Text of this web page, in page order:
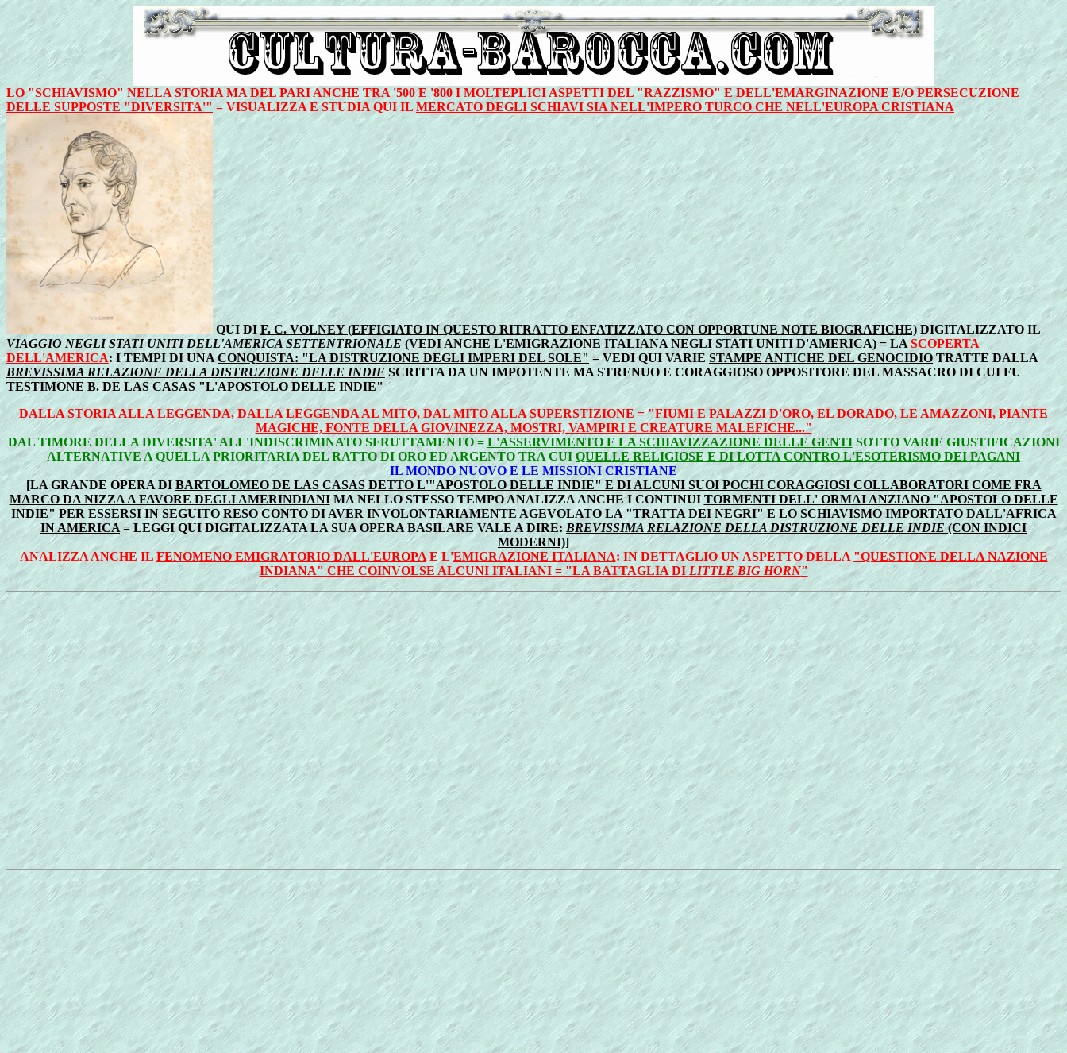
LO "SCHIAVISMO" NELLA STORIAMA DEL PARI ANCHE TRA '500 E '800 IMOLTEPLICI ASPETTI DEL "RAZZISMO" E DELL'EMARGINAZIONE E/O PERSECUZIONE
DELLE SUPPOSTE "DIVERSITA'"= VISUALIZZA E STUDIA QUI IL MERCATO DEGLI SCHIAVI SIA NELL'IMPERO TURCO CHE NELL'EUROPA CRISTIANA
QUI DIF. C. VOLNEY (EFFIGIATO IN QUESTO RITRATTO ENFATIZZATO CON OPPORTUNE NOTE BIOGRAFICHE) DIGITALIZZATO IL
VIAGGIO NEGLI STATI UNITI DELL'AMERICA SETTENTRIONALE(VEDI ANCHE L'EMIGRAZIONE ITALIANA NEGLI STATI UNITI D'AMERICA) = LA SCOPERTA
DELL'AMERICA:I TEMPI DI UNACONQUISTA: "LA DISTRUZIONE DEGLI IMPERI DEL SOLE"= VEDI QUI VARIE STAMPE ANTICHE DEL GENOCIDIOTRATTE DALLA
BREVISSIMA RELAZIONE DELLA DISTRUZIONE DELLE INDIE SCRITTA DA UN IMPOTENTE MA STRENUO E CORAGGIOSO OPPOSITORE DEL MASSACRO DI CUI FU
TESTIMONEB. DE LAS CASAS "L'APOSTOLO DELLE INDIE"
DALLA STORIA ALLA LEGGENDA, DALLA LEGGENDA AL MITO, DAL MITO ALLA SUPERSTIZIONE ="FIUMI E PALAZZI D'ORO, EL DORADO, LE AMAZZONI, PIANTE
MAGICHE, FONTE DELLA GIOVINEZZA, MOSTRI, VAMPIRI E CREATURE MALEFICHE..."
DAL TIMORE DELLA DIVERSITA' ALL'INDISCRIMINATO SFRUTTAMENTO = L'ASSERVIMENTO E LA SCHIAVIZZAZIONE DELLE GENTISOTTO VARIE GIUSTIFICAZIONI
ALTERNATIVE A QUELLA PRIORITARIA DEL RATTO DI ORO ED ARGENTO TRA CUI QUELLE RELIGIOSE E DI LOTTA CONTRO L'ESOTERISMO DEI PAGANI
IL MONDO NUOVO E LE MISSIONI CRISTIANE
[LA GRANDE OPERA DI BARTOLOMEO DE LAS CASAS DETTO L'"APOSTOLO DELLE INDIE" E DI ALCUNI SUOI POCHI CORAGGIOSI COLLABORATORI COME FRA
MARCO DA NIZZA A FAVORE DEGLI AMERINDIANIMA NELLO STESSO TEMPO ANALIZZA ANCHE I CONTINUI TORMENTI DELL' ORMAI ANZIANO "APOSTOLO DELLE
INDIE" PER ESSERSI IN SEGUITO RESO CONTO DI AVER INVOLONTARIAMENTE AGEVOLATO LA "TRATTA DEI NEGRI" E LO SCHIAVISMO IMPORTATO DALL'AFRICA
IN AMERICA = LEGGI QUI DIGITALIZZATA LA SUA OPERA BASILARE VALE A DIRE: BREVISSIMA RELAZIONE DELLA DISTRUZIONE DELLE INDIE(CON INDICI
MODERNI)]
ANALIZZA ANCHE ILFENOMENO EMIGRATORIO DALL'EUROPAE L'EMIGRAZIONE ITALIANA: IN DETTAGLIO UN ASPETTO DELLA"QUESTIONE DELLA NAZIONE
INDIANA" CHE COINVOLSE ALCUNI ITALIANI = "LA BATTAGLIA DILITTLE BIG HORN"